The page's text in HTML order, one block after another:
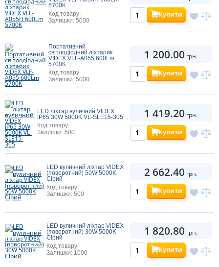
5700K
Код товару:
Залишки: 5000
Купити
Портативний
світлодіодний ліхтарик
VIDEX VLF-A055 600Lm
5700K
Код товару:
Залишки: 5000
1 200.00 грн.
Купити
LED ліхтар вуличний VIDEX
IP65 30W 5000K VL-SLE15-305
Код товару:
Залишки: 500
1 419.20 грн.
Купити
LED вуличний ліхтар VIDEX
(поворотний) 50W 5000K
Сірий
Код товару:
Залишки: 500
2 662.40 грн.
Купити
LED вуличний ліхтар VIDEX
(поворотний) 30W 5000K
Сірий
Код товару:
Залишки: 1000
1 820.80 грн.
Купити